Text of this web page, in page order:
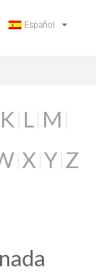
Español
K L M
X Y Z